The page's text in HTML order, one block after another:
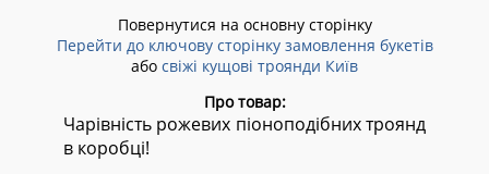
Повернутися на основну сторінку
Перейти до ключову сторінку замовлення букетів
або свіжі кущові троянди Київ
Про товар:
Чарівність рожевих піоноподібних троянд
в коробці!